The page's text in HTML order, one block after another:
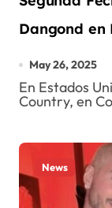
Dangond en
May 26, 2025
En Estados Unidos la locura esta semana es el
Country, en
News